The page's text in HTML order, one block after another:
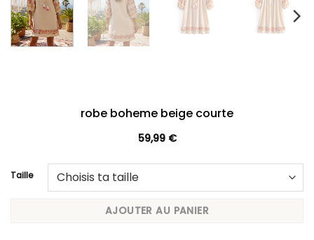
robe boheme beige courte
59,99 €
Taille
AJOUTER AU PANIER